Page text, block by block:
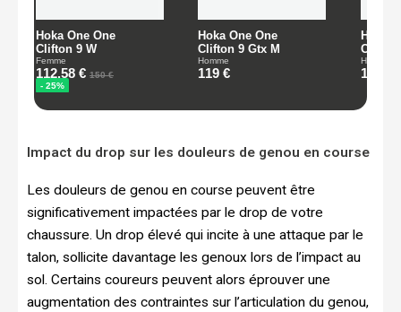
Impact du drop sur les douleurs de genou en course
Les douleurs de genou en course peuvent être
significativement impactées par le drop de votre
chaussure. Un drop élevé qui incite à une attaque par le
talon, sollicite davantage les genoux lors de l’impact au
sol. Certains coureurs peuvent alors éprouver une
augmentation des contraintes sur l’articulation du genou,